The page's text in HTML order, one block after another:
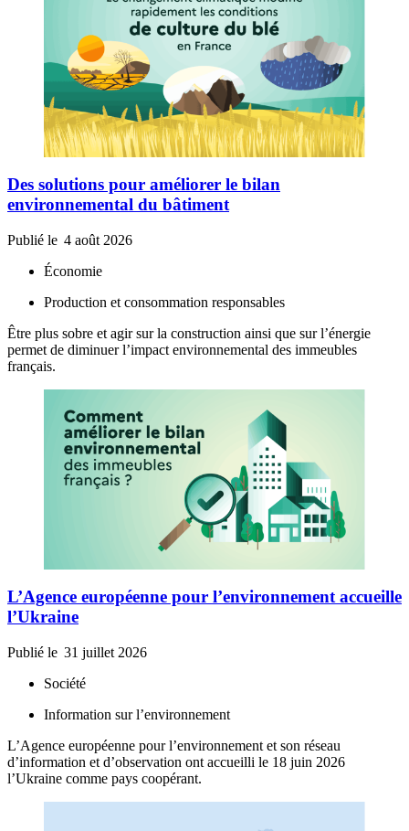
Des solutions pour améliorer le bilan
environnemental du bâtiment
Publié le 4 août 2026
Économie
Production et consommation responsables
Être plus sobre et agir sur la construction ainsi que sur l’énergie
permet de diminuer l’impact environnemental des immeubles
français.
L’Agence européenne pour l’environnement accueille
l’Ukraine
Publié le 31 juillet 2026
Société
Information sur l’environnement
L’Agence européenne pour l’environnement et son réseau
d’information et d’observation ont accueilli le 18 juin 2026
l’Ukraine comme pays coopérant.